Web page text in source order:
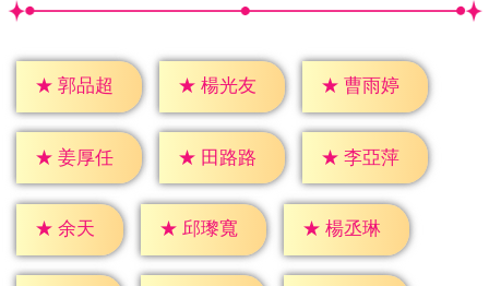
★ 郭品超 ★ 楊光友 ★ 曹雨婷
★ 姜厚任 ★ 田路路 ★ 李亞萍
★ 余天 ★ 邱瓈寬 ★ 楊丞琳